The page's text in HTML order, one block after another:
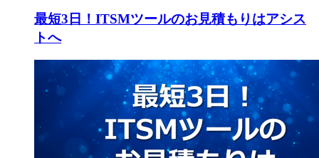
最短3日！ITSMツールのお見積もりはアシス
トへ